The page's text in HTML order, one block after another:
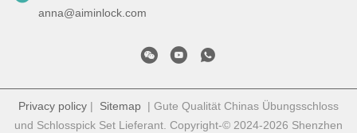
anna@aiminlock.com
Privacy policy | Sitemap | Gute Qualität Chinas Übungsschloss
und Schlosspick Set Lieferant. Copyright-© 2024-2026 Shenzhen